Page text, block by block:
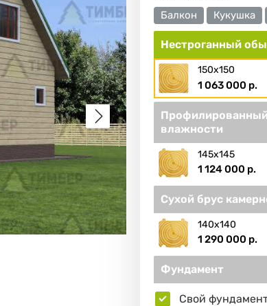
Балкон Кукушка
Нестроганный
150х150
1 063 000 р.
Профилированный
влажности
145х145
1 124 000 р.
Сухой брус
140х140
1 290 000 р.
Фундамент
Свой